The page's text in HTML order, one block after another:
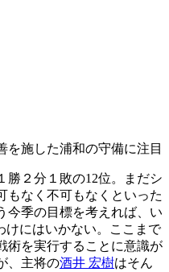
を施した浦和の守備に注目
勝２分１敗の12位。まだシ
もなく不可もなくといった
今季の目標を考えれば、い
けにはいかない。ここまで
術を実行することに意識が
、主将の酒井 宏樹はそん